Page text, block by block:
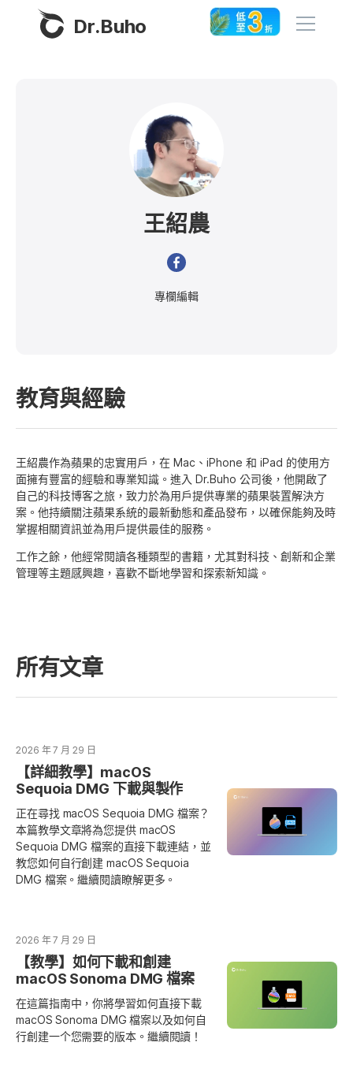
Dr.Buho
服務條款
王紹農
專欄編輯
教育與經驗
王紹農作為蘋果的忠實用戶，在 Mac、iPhone 和 iPad 的使用方
面擁有豐富的經驗和專業知識。進入 Dr.Buho 公司後，他開啟了
自己的科技博客之旅，致力於為用戶提供專業的蘋果裝置解決方
案。他持續關注蘋果系統的最新動態和產品發布，以確保能夠及時
掌握相關資訊並為用戶提供最佳的服務。
工作之餘，他經常閱讀各種類型的書籍，尤其對科技、創新和企業
管理等主題感興趣，喜歡不斷地學習和探索新知識。
所有文章
2026 年 7 月 29 日
【詳細教學】macOS
Sequoia DMG 下載與製作
正在尋找 macOS Sequoia DMG 檔案？
本篇教學文章將為您提供 macOS
Sequoia DMG 檔案的直接下載連結，並
教您如何自行創建 macOS Sequoia
DMG 檔案。繼續閱讀瞭解更多。
2026 年 7 月 29 日
【教學】如何下載和創建
macOS Sonoma DMG 檔案
在這篇指南中，你將學習如何直接下載
macOS Sonoma DMG 檔案以及如何自
行創建一个您需要的版本。繼續閱讀！